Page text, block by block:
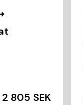
2 805 SEK